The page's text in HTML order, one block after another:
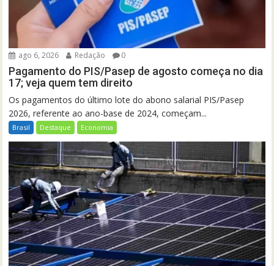
ago 6, 2026 Redação 0
Pagamento do PIS/Pasep de agosto começa no dia
17; veja quem tem direito
Os pagamentos do último lote do abono salarial PIS/Pasep
2026, referente ao ano-base de 2024, começam...
Brasil Destaque Economia